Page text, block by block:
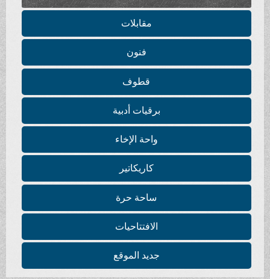
مقابلات
فنون
قطوف
برقيات أدبية
واحة الإخاء
كاريكاتير
ساحة حرة
الافتتاحيات
جديد الموقع